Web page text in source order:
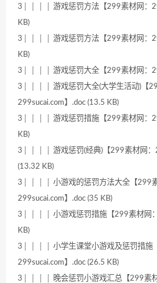
3│ │ │ │ 游戏惩罚方法【299素材网：
KB)
3│ │ │ │ 游戏惩罚方法【299素材网：
KB)
3│ │ │ │ 游戏惩罚大全【299素材网：
3│ │ │ │ 游戏惩罚大全(大学生活动)【
299sucai.com】.doc (13.5 KB)
3│ │ │ │ 游戏惩罚措施【299素材网：
KB)
3│ │ │ │ 游戏惩罚(经典)【299素材网：
(13.32 KB)
3│ │ │ │ 小游戏的惩罚方法大全【299素
299sucai.com】.doc (35 KB)
3│ │ │ │ 小游戏惩罚措施【299素材网
KB)
3│ │ │ │ 小学生课堂小游戏及惩罚措施
299sucai.com】.doc (26.5 KB)
3│ │ │ │ 晚会惩罚小游戏汇总【299素